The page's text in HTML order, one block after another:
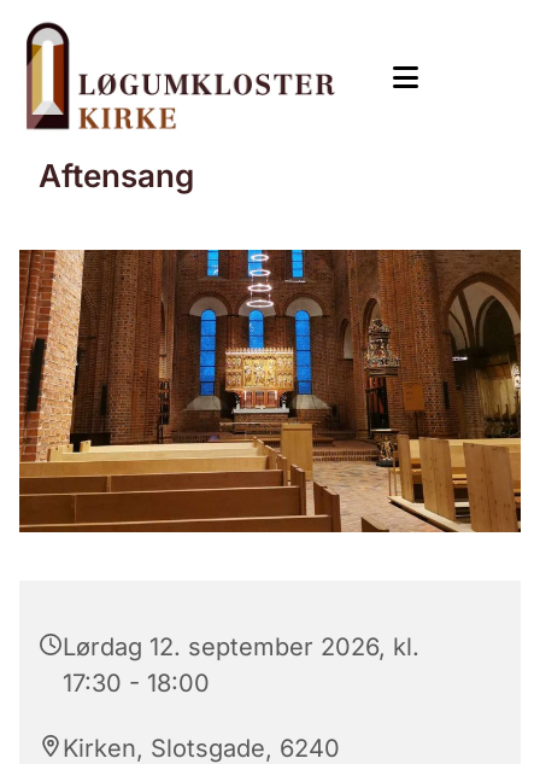
Aftensang
Lørdag 12. september 2026, kl.
17:30 - 18:00
Kirken, Slotsgade, 6240